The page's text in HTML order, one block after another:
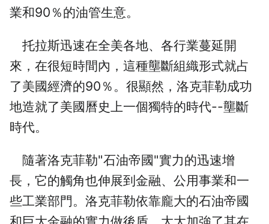
業和90％的油管生意。
托拉斯迅速在全美各地、各行業蔓延開
來，在很短時間內，這種壟斷組織形式就占
了美國經濟的90％。很顯然，洛克菲勒成功
地造就了美國曆史上一個獨特的時代--壟斷
時代。
隨著洛克菲勒"石油帝國"實力的迅速增
長，它的觸角也伸展到金融、公用事業和一
些工業部門。洛克菲勒依靠龐大的石油帝國